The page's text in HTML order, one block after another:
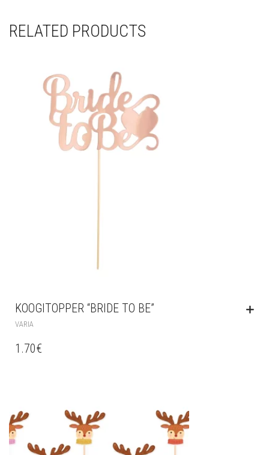
RELATED PRODUCTS
KOOGITOPPER “BRIDE TO BE”
VARIA
1.70€